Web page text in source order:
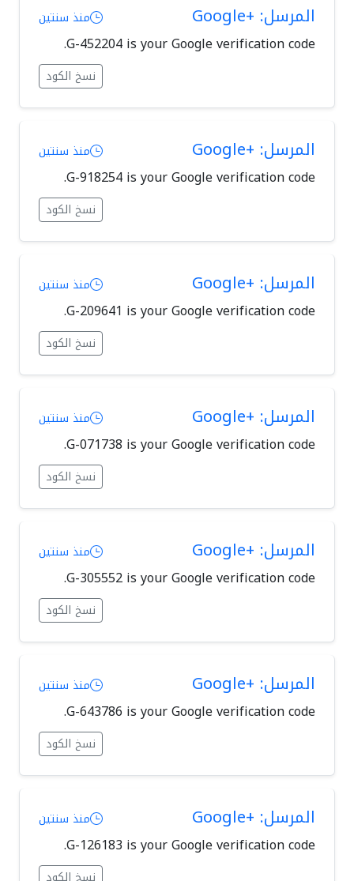
المرسل: +Google منذ سنتين
G-452204 is your Google verification code.
نسخ الكود
المرسل: +Google منذ سنتين
G-918254 is your Google verification code.
نسخ الكود
المرسل: +Google منذ سنتين
G-209641 is your Google verification code.
نسخ الكود
المرسل: +Google منذ سنتين
G-071738 is your Google verification code.
نسخ الكود
المرسل: +Google منذ سنتين
G-305552 is your Google verification code.
نسخ الكود
المرسل: +Google منذ سنتين
G-643786 is your Google verification code.
نسخ الكود
المرسل: +Google منذ سنتين
G-126183 is your Google verification code.